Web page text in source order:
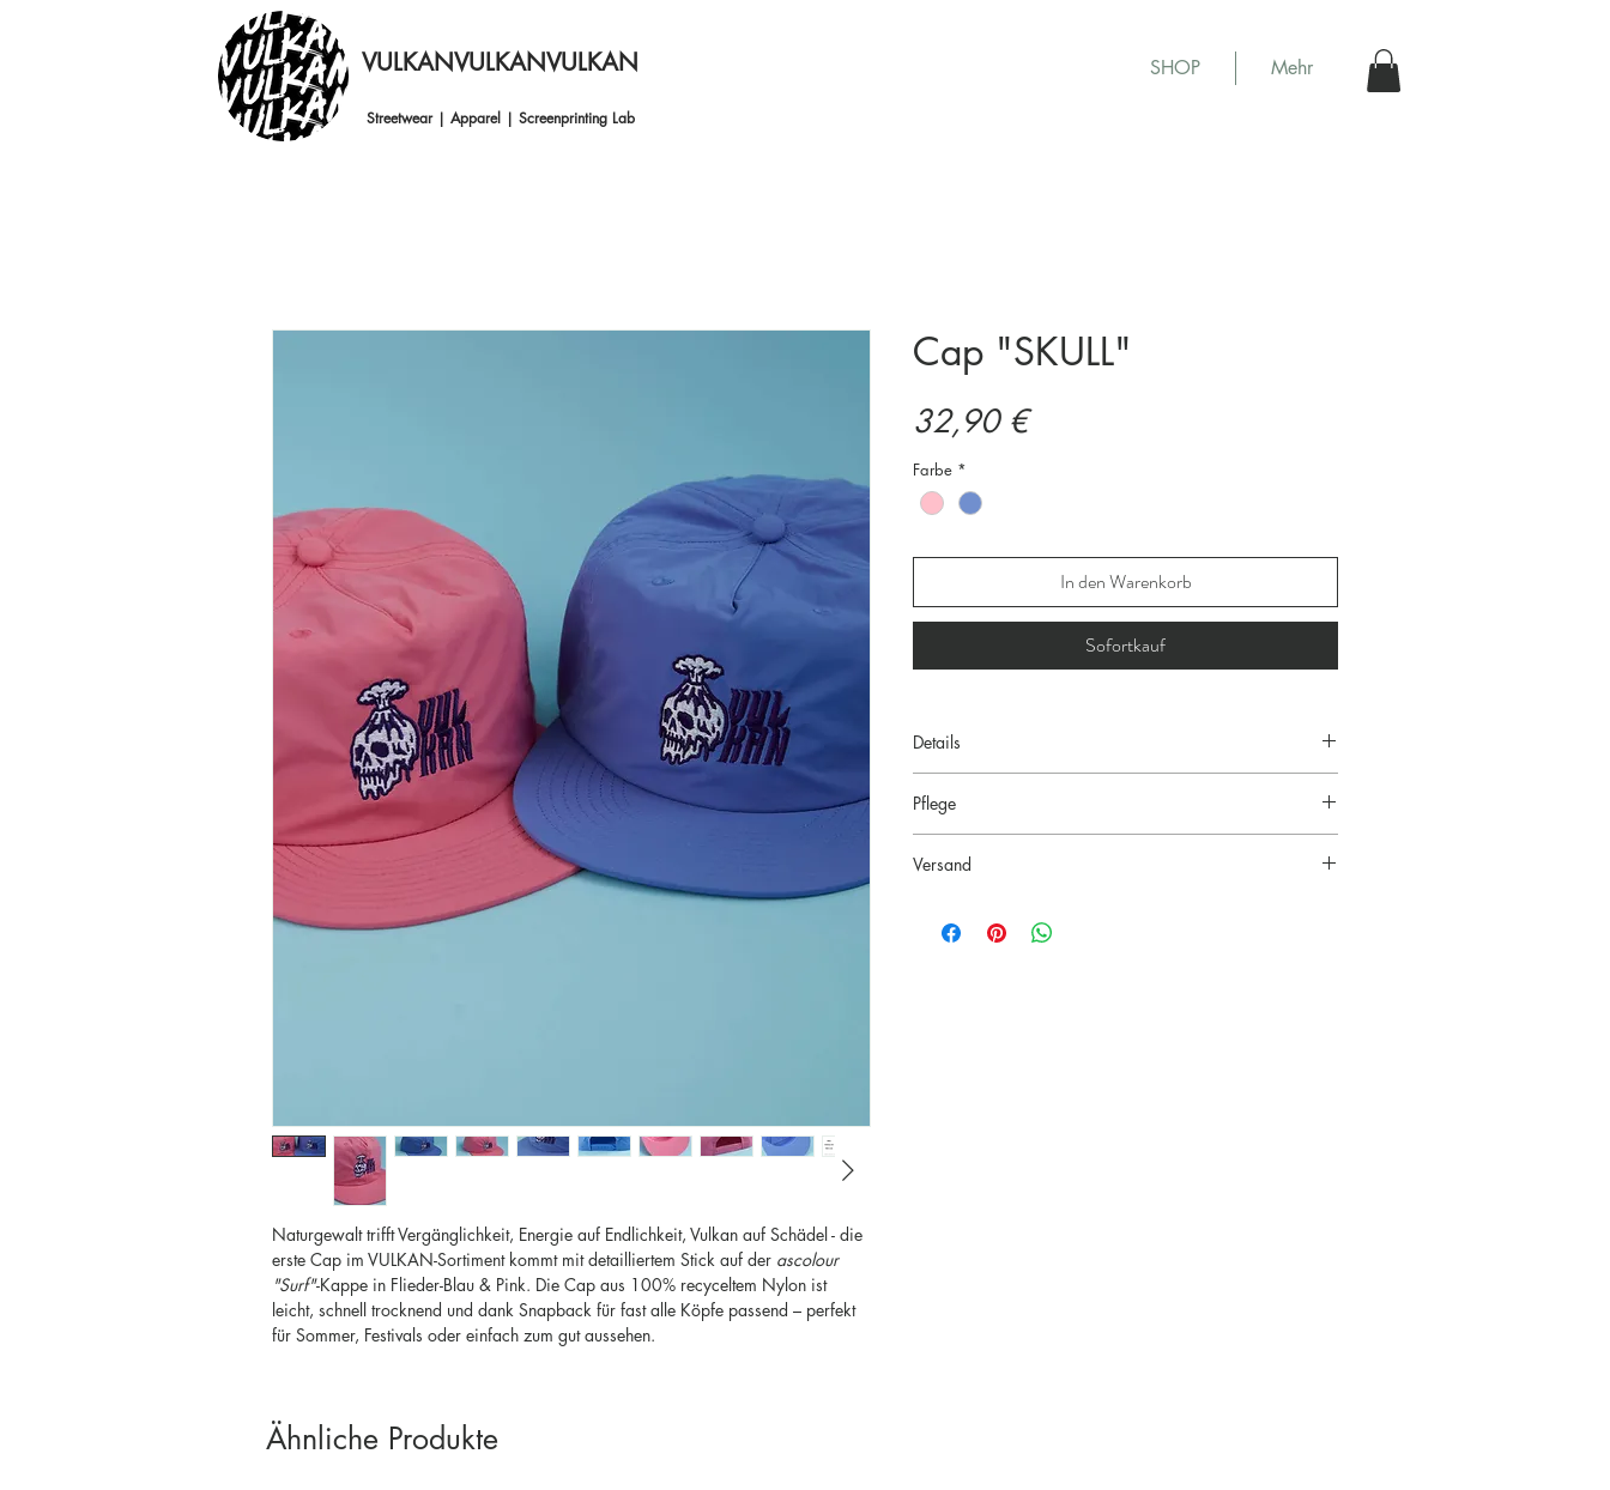
VULKANVULKANVULKAN
Streetwear | Apparel | Screenprinting Lab
SHOP Mehr
Naturgewalt trifft Vergänglichkeit, Energie auf Endlichkeit, Vulkan auf Schädel - die
erste Cap im VULKAN-Sortiment kommt mit detailliertem Stick auf der ascolour
"Surf"-Kappe in Flieder-Blau & Pink. Die Cap aus 100% recyceltem Nylon ist
leicht, schnell trocknend und dank Snapback für fast alle Köpfe passend – perfekt
für Sommer, Festivals oder einfach zum gut aussehen.
Cap "SKULL"
32,90 €Preis
Farbe *
In den Warenkorb
Sofortkauf
Details
Snapback mit mittlerer Höhe und einteiliger Frontpartie
One size fits all dank Kunststoff-Snapback-Verschluss
Front-Stick in zwei Farben (5,5 x 5 cm)
Pflege
ideal für vielseitige Outdoor-Aktivitäten
Versand
Versandkosten
Ähnliche Produkte